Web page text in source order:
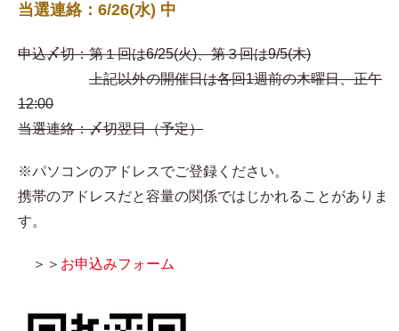
当選連絡：6/26(水) 中
申込〆切：第１回は6/25(火)、第３回は9/5(木)
上記以外の開催日は各回1週前の木曜日、正午
12:00
当選連絡：〆切翌日（予定）
※パソコンのアドレスでご登録ください。
携帯のアドレスだと容量の関係ではじかれることがありま
す。
＞＞ お申込みフォーム